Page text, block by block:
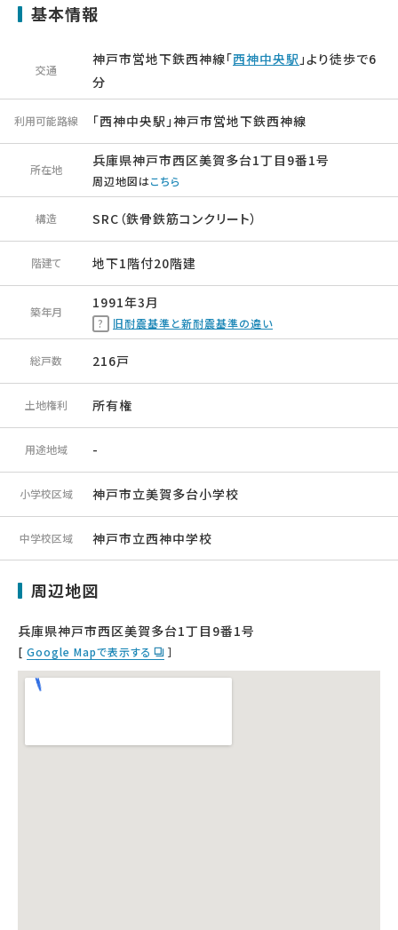
基本情報
交通
神戸市営地下鉄西神線「西神中央駅」より徒歩で6
分
利用可能路線 「西神中央駅」神戸市営地下鉄西神線
所在地
兵庫県神戸市西区美賀多台1丁目9番1号
周辺地図はこちら
構造 SRC（鉄骨鉄筋コンクリート）
階建て 地下1階付20階建
築年月
1991年3月
旧耐震基準と新耐震基準の違い
総戸数 216戸
土地権利 所有権
用途地域 -
小学校区域 神戸市立美賀多台小学校
中学校区域 神戸市立西神中学校
周辺地図
兵庫県神戸市西区美賀多台1丁目9番1号
[ Google Mapで表示する ］